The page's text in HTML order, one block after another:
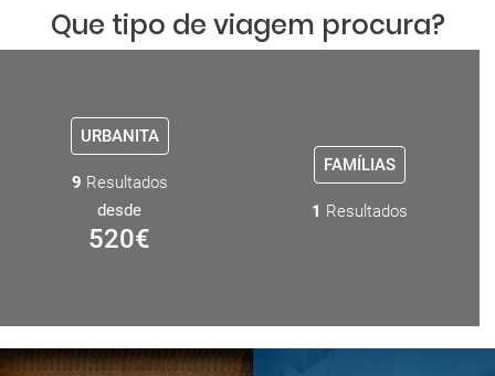
Que tipo de viagem procura?
URBANITA
9 Resultados
desde
520€
FAMÍLIAS
1 Resultados